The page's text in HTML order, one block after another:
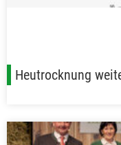
Heutrocknung